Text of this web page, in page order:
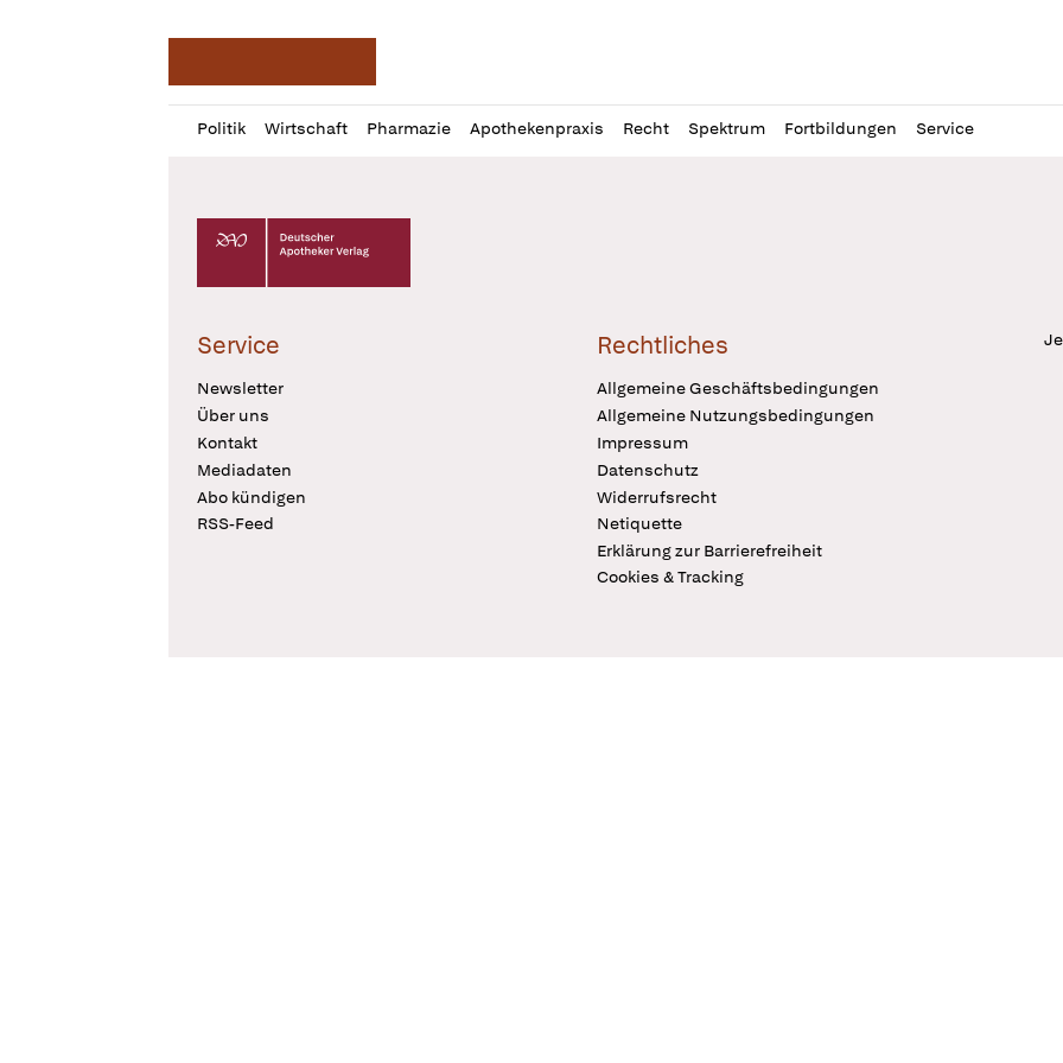
Politik Wirtschaft Pharmazie Apothekenpraxis Recht Spektrum Fortbildungen Service
Profil
öffnen
Daz
Pur
Deutscher Apotheker Verlag Logo
Service
Newsletter
Über uns
Kontakt
Mediadaten
Abo kündigen
RSS-Feed
Rechtliches
Allgemeine Geschäftsbedingungen
Allgemeine Nutzungsbedingungen
Impressum
Datenschutz
Widerrufsrecht
Netiquette
Erklärung zur Barrierefreiheit
Cookies & Tracking